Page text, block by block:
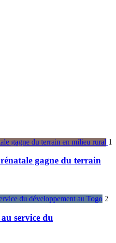
1
gagne du terrain
2
service du